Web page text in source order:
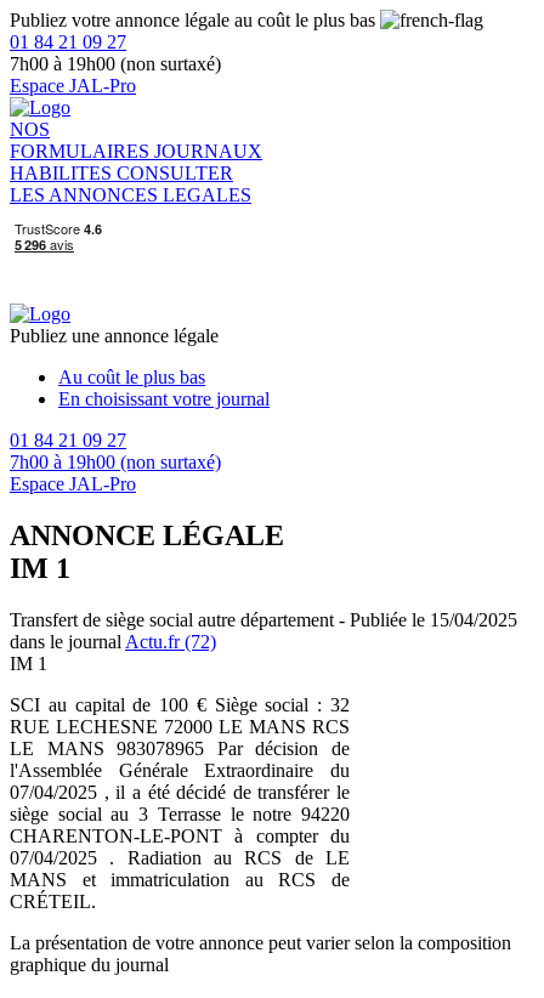
Publiez votre annonce légale au coût le plus bas
01 84 21 09 27
7h00 à 19h00 (non surtaxé)
Espace JAL-Pro
NOS
FORMULAIRES JOURNAUX
HABILITES CONSULTER
LES ANNONCES LEGALES
Publiez une annonce légale
Au coût le plus bas
En choisissant votre journal
01 84 21 09 27
7h00 à 19h00 (non surtaxé)
Espace JAL-Pro
ANNONCE LÉGALE
IM 1
Transfert de siège social autre département - Publiée le 15/04/2025
dans le journal Actu.fr (72)
IM 1
SCI au capital de 100 € Siège social : 32
RUE LECHESNE 72000 LE MANS RCS
LE MANS 983078965 Par décision de
l'Assemblée Générale Extraordinaire du
07/04/2025 , il a été décidé de transférer le
siège social au 3 Terrasse le notre 94220
CHARENTON-LE-PONT à compter du
07/04/2025 . Radiation au RCS de LE
MANS et immatriculation au RCS de
CRÉTEIL.
La présentation de votre annonce peut varier selon la composition
graphique du journal